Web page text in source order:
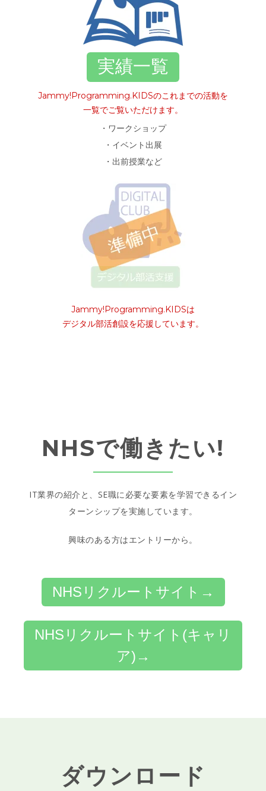
実績一覧
Jammy!Programming.KIDSのこれまでの活動を
一覧でご覧いただけます。
・ワークショップ
・イベント出展
・出前授業など
Jammy!Programming.KIDSは
デジタル部活創設を応援しています。
NHSで働きたい!
IT業界の紹介と、 SE職に必要な要素を学習できるイン
ターンシップを実施しています。
興味のある方はエントリーから。
NHSリクルートサイト→
NHSリクルートサイト(キャリ
ア)→
ダウンロード